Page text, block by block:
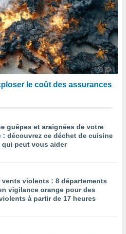
le coût des assurances
guêpes et araignées de votre
: découvrez ce déchet de cuisine
qui peut vous aider
vents violents : 8 départements
vigilance orange pour des
à partir de 17 heures